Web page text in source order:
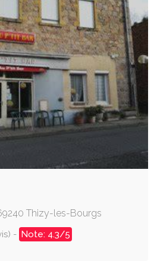
Thizy-les-Bourgs
- Note: 4.3/5